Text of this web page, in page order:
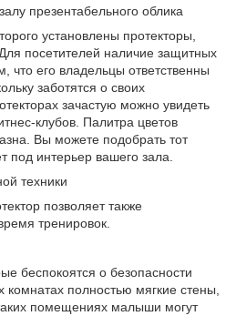
презентабельного облика
установлены протекторы,
посетителей наличие защитных
что его владельцы ответственны
заботятся о своих
зачастую можно увидеть
клубов. Палитра цветов
Вы можете подобрать тот
под интерьер вашего зала.
техники
позволяет также
тренировок.
беспокоятся о безопасности
комнатах полностью мягкие стены,
помещениях малыши могут